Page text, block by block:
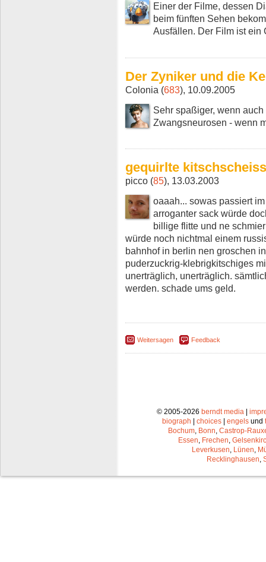
Einer der Filme, dessen
beim fünften Sehen
Ausfällen. Der Film ist ein
Der Zyniker und die
Colonia (683), 10.09.2005
Sehr spaßiger, wenn
Zwangsneurosen - wenn
gequirlte
picco (85), 13.03.2003
oaaah... sowas passiert
arroganter sack würde
billige flitte und ne
würde noch nichtmal einem
bahnhof in berlin nen groschen
puderzuckrig-klebrigkitschiges
unerträglich, unerträglich.
werden. schade ums geld.
Weitersagen Feedback
© 2005-2026 berndt media |
biograph | choices | engels und
Bochum Bonn Castrop-
Essen Frechen
Leverkusen Lünen
Recklinghausen